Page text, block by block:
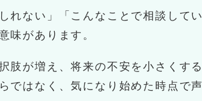
れない」「こんなことで相談して
味があります。
肢が増え、将来の不安を小さくす
ではなく、気になり始めた時点で